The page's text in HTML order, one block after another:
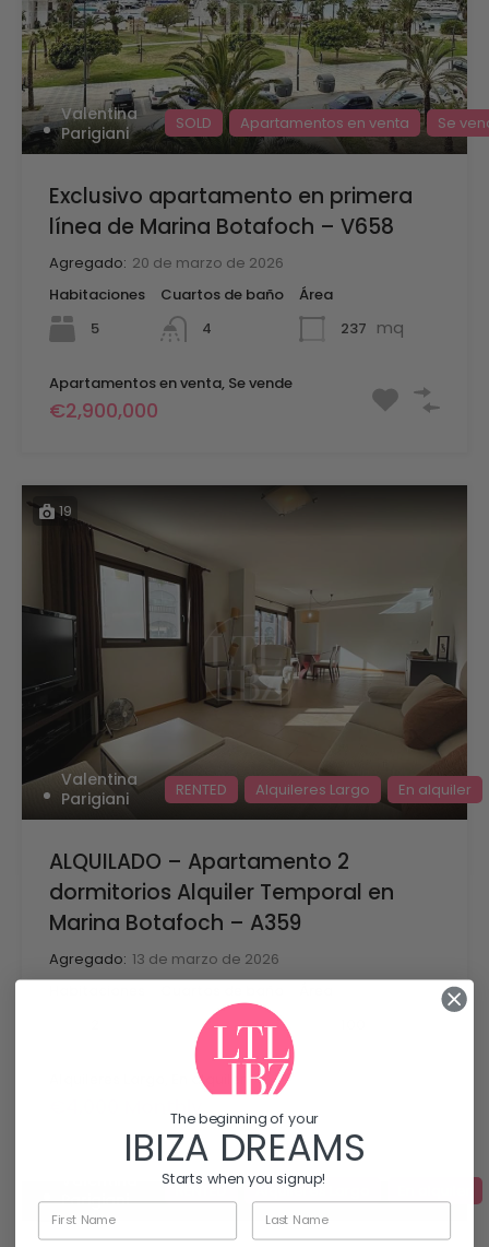
Valentina
Parigiani
SOLD Apartamentos en venta Se
Exclusivo apartamento en primera
línea de Marina Botafoch – V658
Agregado: 20 de marzo de 2026
Habitaciones
5
Cuartos de baño
4
Área
237 mq
Apartamentos en venta, Se vende
€2,900,000
19
Valentina
Parigiani
RENTED Alquileres Largo En alquiler
ALQUILADO – Apartamento 2
dormitorios Alquiler Temporal en
Marina Botafoch – A359
Agregado: 13 de marzo de 2026
2
Alquileres Largo, En alquiler
€4,000 Monthly
21
Parigiani
RENTED Alquileres Largo
The beginning of your
IBIZA DREAMS
Starts when you signup!